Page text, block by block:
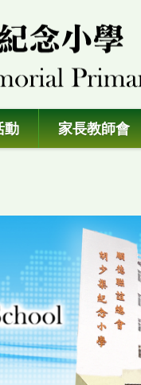
動 家長教師會